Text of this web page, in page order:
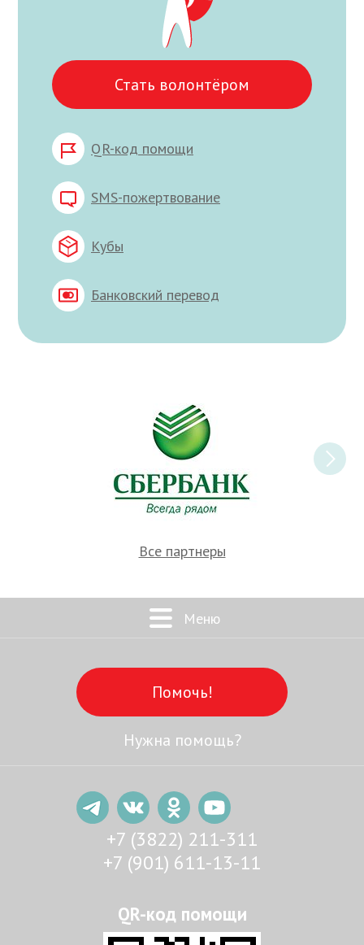
Стать волонтёром
QR-код помощи
SMS-пожертвование
Кубы
Банковский перевод
Все партнеры
Меню
Помочь!
Нужна помощь?
+7 (3822) 211-311
+7 (901) 611-13-11